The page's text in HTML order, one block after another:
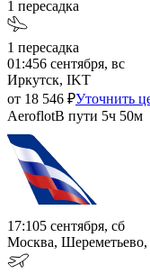
1 пересадка
1 пересадка
01:456 сентября, вс
Иркутск, IKT
от 18 546 ₽Уточнить
AeroflotВ пути 5ч 50м
17:105 сентября, сб
Москва,